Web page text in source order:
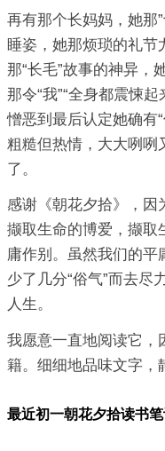
再有那个长妈妈，她那
睡姿，她那烦琐的礼节
那“长毛”故事的神异，
那令“我”“全身都震悚
憎恶到最后认定她确有
粗糙但热情，大大咧咧
了。
感谢《朝花夕拾》，因
撷取生命的博爱，撷取
庸作别。虽然我们的平
少了几分“俗气”而去尽
人生。
我愿意一直地阅读它，
籍。细细地品味文字，
最近初一朝花夕拾读书